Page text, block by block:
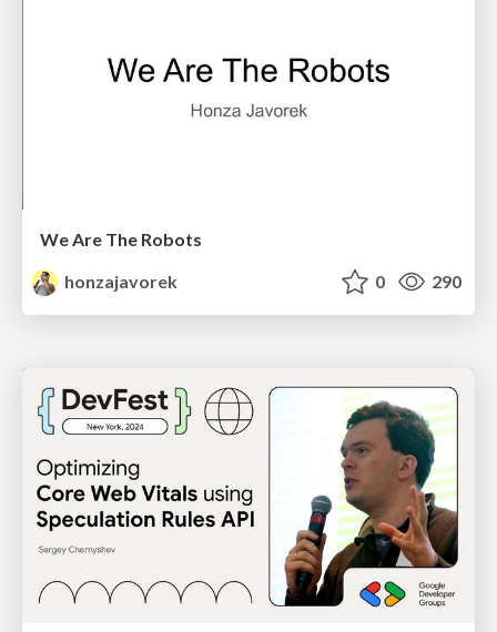
We Are The Robots
honzajavorek
0 290